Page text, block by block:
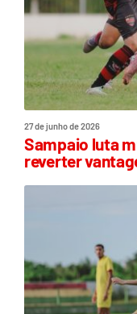
27 de junho de 2026
Sampaio luta
reverter